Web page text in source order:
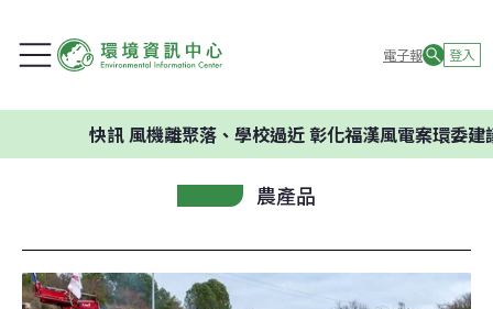
電子報 登入
風機離聚落、學校過近 彰化福漢風電案環委建議不應開發
農產品